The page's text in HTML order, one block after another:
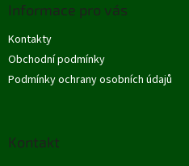
Informace pro vás
Kontakty
Obchodní podmínky
Podmínky ochrany osobních údajů
Kontakt